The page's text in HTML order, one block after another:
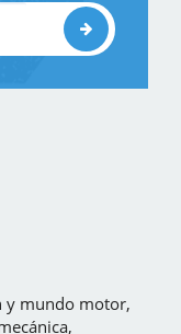
y mundo motor,